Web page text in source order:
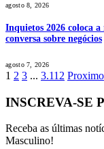
agosto 8, 2026
Inquietos 2026 coloca
conversa sobre negócios
agosto 7, 2026
1 2 3 ... 3.112 Proximo
INSCREVA-SE
Receba as últimas
Masculino!